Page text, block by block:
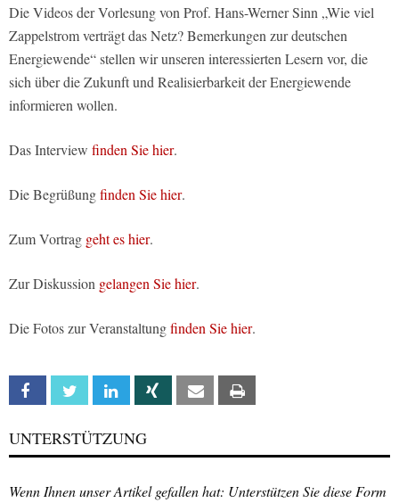
Die Videos der Vorlesung von Prof. Hans-Werner Sinn „Wie viel
Zappelstrom verträgt das Netz? Bemerkungen zur deutschen
Energiewende“ stellen wir unseren interessierten Lesern vor, die
sich über die Zukunft und Realisierbarkeit der Energiewende
informieren wollen.
Das Interview finden Sie hier.
Die Begrüßungfinden Sie hier.
Zum Vortrag geht es hier.
Zur Diskussion gelangen Sie hier.
Die Fotos zur Veranstaltungfinden Sie hier.
Facebook Twitter Linkedin Xing Email
UNTERSTÜTZUNG
Wenn Ihnen unser Artikel gefallen hat: Unterstützen Sie diese Form